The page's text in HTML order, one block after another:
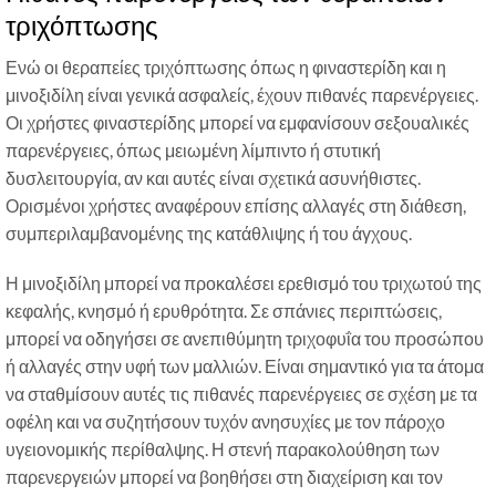
τριχόπτωσης
Ενώ οι θεραπείες τριχόπτωσης όπως η φιναστερίδη και η
μινοξιδίλη είναι γενικά ασφαλείς, έχουν πιθανές παρενέργειες.
Οι χρήστες φιναστερίδης μπορεί να εμφανίσουν σεξουαλικές
παρενέργειες, όπως μειωμένη λίμπιντο ή στυτική
δυσλειτουργία, αν και αυτές είναι σχετικά ασυνήθιστες.
Ορισμένοι χρήστες αναφέρουν επίσης αλλαγές στη διάθεση,
συμπεριλαμβανομένης της κατάθλιψης ή του άγχους.
Η μινοξιδίλη μπορεί να προκαλέσει ερεθισμό του τριχωτού της
κεφαλής, κνησμό ή ερυθρότητα. Σε σπάνιες περιπτώσεις,
μπορεί να οδηγήσει σε ανεπιθύμητη τριχοφυΐα του προσώπου
ή αλλαγές στην υφή των μαλλιών. Είναι σημαντικό για τα άτομα
να σταθμίσουν αυτές τις πιθανές παρενέργειες σε σχέση με τα
οφέλη και να συζητήσουν τυχόν ανησυχίες με τον πάροχο
υγειονομικής περίθαλψης. Η στενή παρακολούθηση των
παρενεργειών μπορεί να βοηθήσει στη διαχείριση και τον